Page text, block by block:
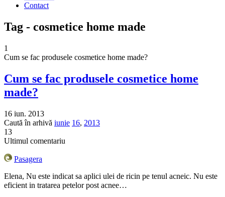
Contact
Tag - cosmetice home made
1
Cum se fac produsele cosmetice home made?
Cum se fac produsele cosmetice home
made?
16 iun. 2013
Caută în arhivă iunie 16, 2013
13
Ultimul comentariu
Pasagera
Elena, Nu este indicat sa aplici ulei de ricin pe tenul acneic. Nu este
eficient in tratarea petelor post acnee…